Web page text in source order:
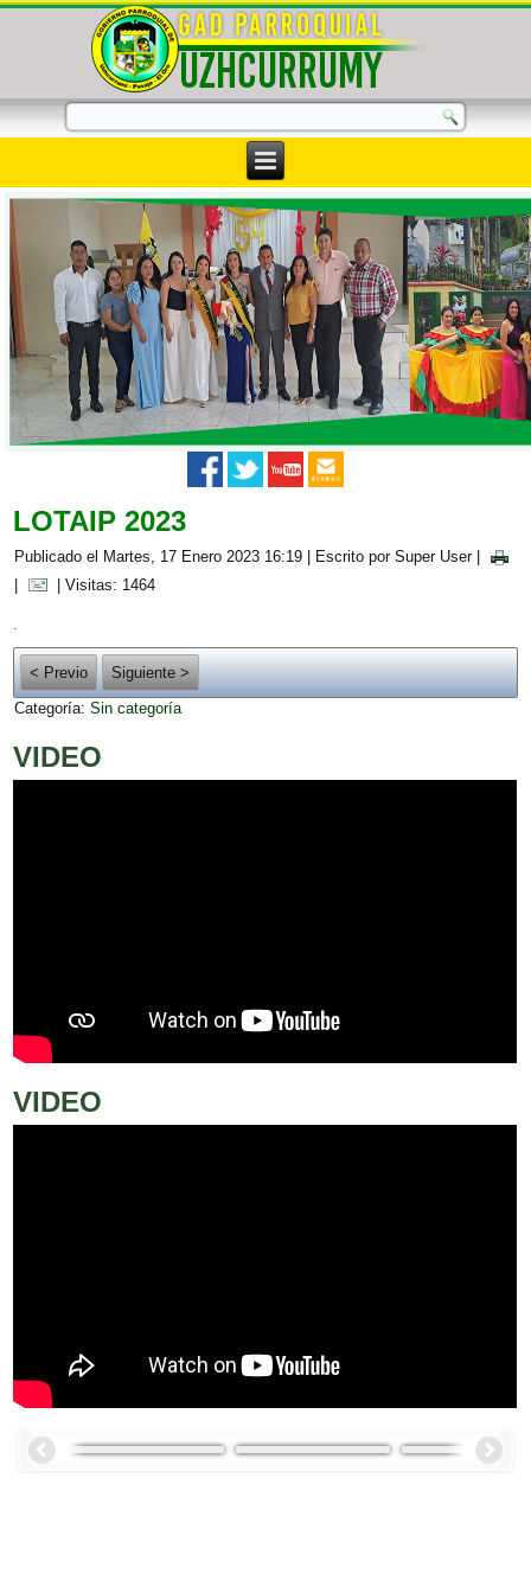
LOTAIP 2023
Publicado el Martes, 17 Enero 2023 16:19 Escrito por Super User|
|
| Visitas: 1464
.
< Previo
Siguiente >
Categoría:Sin categoría
VIDEO
VIDEO